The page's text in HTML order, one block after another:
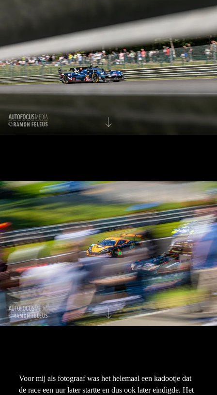
Voor mij als fotograaf was het helemaal een kadootje dat
de race een uur later startte en dus ook later eindigde. Het